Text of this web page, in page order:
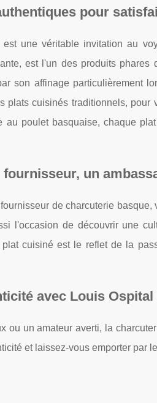
pour
une véritable invitation au
est l'un des produits
son affinage particulièrement
plats cuisinés traditionnels,
au poulet basquaise, chaque
un
de charcuterie
l'occasion de découvrir une
cuisiné est le reflet de la
avec Louis Ospital
ou un amateur averti, la
et laissez-vous emporter par